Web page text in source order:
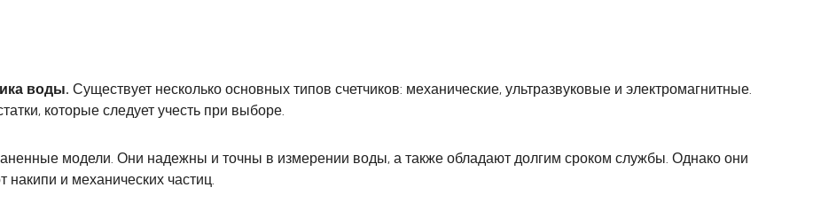
воды. Существует несколько основных типов счетчиков: механические, ультразвуковые и электромагнитные.
которые следует учесть при выборе.
модели. Они надежны и точны в измерении воды, а также обладают долгим сроком службы. Однако они
накипи и механических частиц.